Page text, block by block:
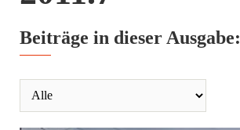
Beiträge in dieser Ausgabe: